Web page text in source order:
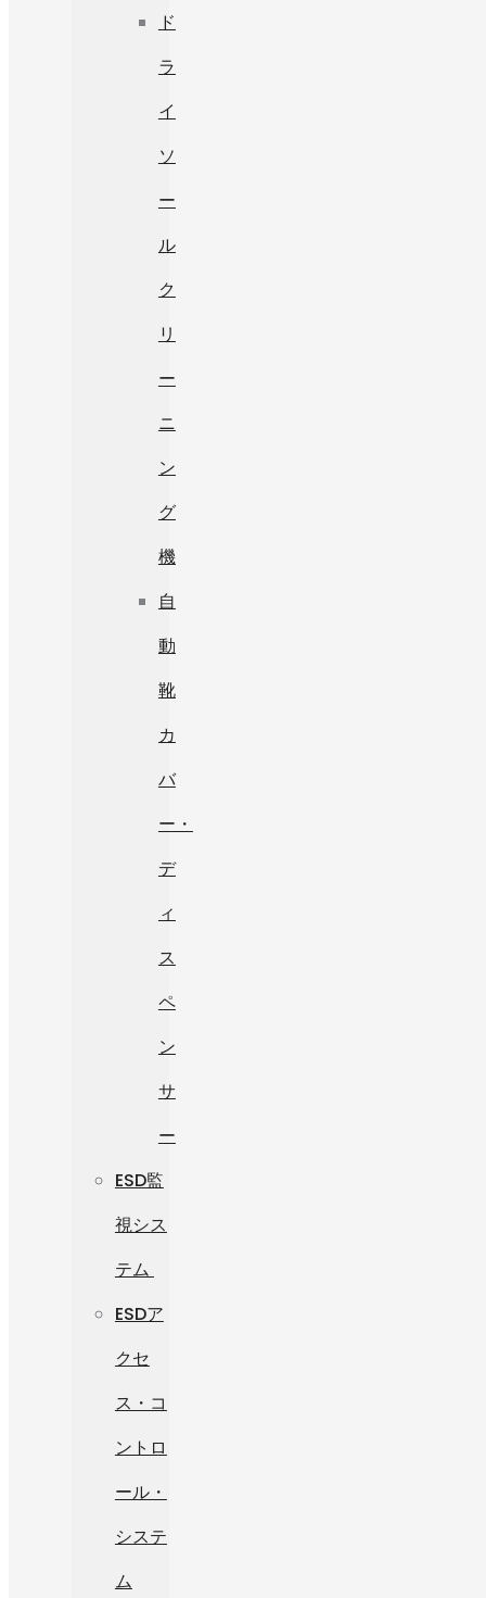
ド
ラ
イ
ソ
ー
ル
ク
リ
ー
ニ
ン
グ
機
自
動
靴
カ
バ
ー・
デ
ィ
ス
ペ
ン
サ
ー
ESD監
視シス
テム
ESDア
クセ
ス・コ
ントロ
ール・
システ
ム